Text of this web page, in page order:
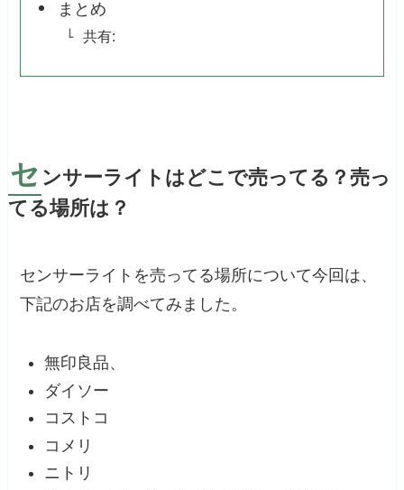
まとめ
共有:
セ ンサーライトはどこで売ってる？売っ
てる場所は？
センサーライトを売ってる場所について今回は、
下記のお店を調べてみました。
無印良品、
ダイソー
コストコ
コメリ
ニトリ